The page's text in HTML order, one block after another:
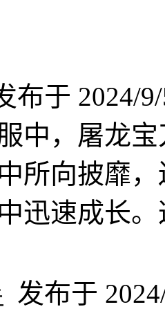
布于 2024/
中，屠龙
所向披靡
迅速成长
发布于